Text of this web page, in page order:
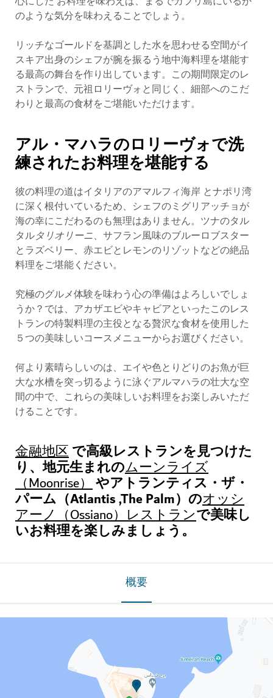
のような気分を味わえることでしょう。
リッチなゴールドを基調とした水を思わせる空間がイ
スキア出身のシェフが腕を振るう地中海料理を堪能す
る最高の舞台を作り出しています。この期間限定のレ
ストランで、元祖ロリーヴォと同じく、細部へのこだ
わりと最高の食材をご堪能いただけます。
アル・マハラのロリーヴォで洗
練されたお料理を堪能する
彼の料理の道はイタリアのアマルフィ海岸 とナポリ湾
に深く根付いているため、シェフのミグリアッチョが
海の幸にこだわるのも無理はありません。ツナのタル
タルタリオリーニ、サフラン風味のブルーロブスター
とラズベリー、赤エビとレモンのリゾットなどの絶品
料理をご堪能ください。
究極のグルメ体験を味わう心の準備はよろしいでしょ
うか？では、アカザエビやキャビアといったこのレス
トランの特製料理の主役となる贅沢な食材を使用した
５つの美味しいコースメニューからお選びください。
何より素晴らしいのは、エイや色とりどりのお魚が巨
大な水槽を突っ切るように泳ぐアルマハラの壮大な空
間の中で、これらの美味しいお料理をお楽しみいただ
けることです。
金融地区で高級レストランを見つけた
り、地元生まれのムーンライズ
（Moonrise）やアトランティス・ザ・
パーム（Atlantis ,The Palm）のオッシ
アーノ（Ossiano）レストランで美味し
いお料理を楽しみましょう。
概要